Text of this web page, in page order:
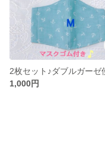
1,000円